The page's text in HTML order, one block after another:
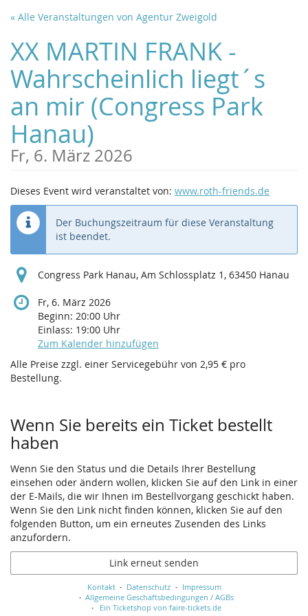
Zum
Inhalt
springen
« Alle Veranstaltungen von Agentur Zweigold
XX MARTIN FRANK -
Wahrscheinlich liegt´s
an mir (Congress Park
Hanau)
Fr, 6. März 2026
Dieses Event wird veranstaltet von: www.roth-friends.de
Der Buchungszeitraum für diese Veranstaltung
ist beendet.
Congress Park Hanau, Am Schlossplatz 1, 63450 Hanau
Fr, 6. März 2026
Beginn: 20:00 Uhr
Einlass: 19:00 Uhr
Zum Kalender hinzufügen
Alle Preise zzgl. einer Servicegebühr von 2,95 € pro
Bestellung.
Wenn Sie bereits ein Ticket bestellt
haben
Wenn Sie den Status und die Details Ihrer Bestellung
einsehen oder ändern wollen, klicken Sie auf den Link in einer
der E-Mails, die wir Ihnen im Bestellvorgang geschickt haben.
Wenn Sie den Link nicht finden können, klicken Sie auf den
folgenden Button, um ein erneutes Zusenden des Links
anzufordern.
Link erneut senden
Kontakt Datenschutz
Impressum
Allgemeine Geschäftsbedingungen / AGBs
Ein Ticketshop von faire-tickets.de